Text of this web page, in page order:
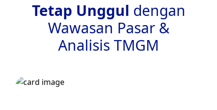
Tetap Unggul dengan
Wawasan Pasar &
Analisis TMGM